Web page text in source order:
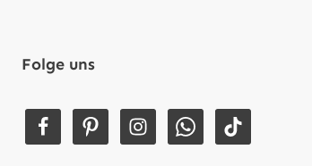
Folge uns